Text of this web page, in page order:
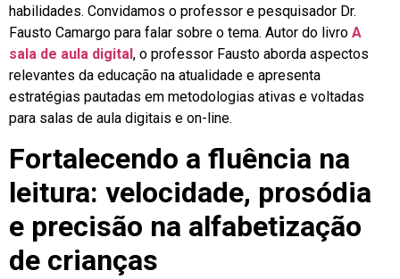
habilidades. Convidamos o professor e pesquisador Dr.
Fausto Camargo para falar sobre o tema. Autor do livro A
sala de aula digital, o professor Fausto aborda aspectos
relevantes da educação na atualidade e apresenta
estratégias pautadas em metodologias ativas e voltadas
para salas de aula digitais e on-line.
Fortalecendo a fluência na
leitura: velocidade, prosódia
e precisão na alfabetização
de crianças